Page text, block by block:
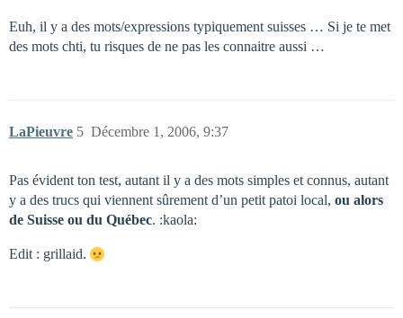
Euh, il y a des mots/expressions typiquement suisses … Si je te met
des mots chti, tu risques de ne pas les connaitre aussi …
LaPieuvre Décembre 1, 2006, 9:37
5
Pas évident ton test, autant il y a des mots simples et connus, autant
y a des trucs qui viennent sûrement d’un petit patoi local, ou alors
de Suisse ou du Québec. :kaola:
Edit : grillaid.